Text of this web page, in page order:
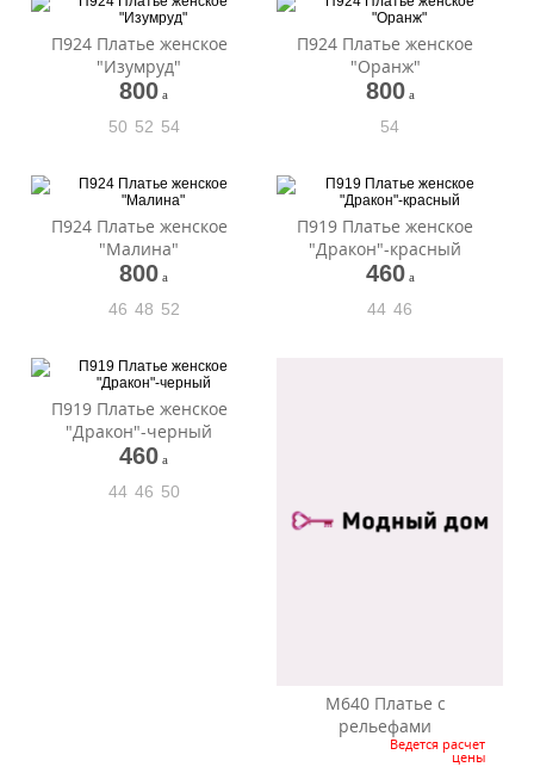
П924 Платье женское
"Изумруд"
800 a
50 52 54
П924 Платье женское
"Оранж"
800 a
54
П924 Платье женское
"Малина"
800 a
46 48 52
П919 Платье женское
"Дракон"-красный
460 a
44 46
П919 Платье женское
"Дракон"-черный
460 a
44 46 50
М640 Платье с
рельефами
Ведется расчет
цены